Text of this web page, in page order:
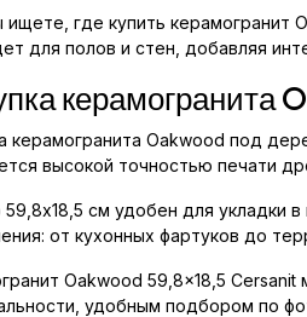
ищете, где купить керамогранит
для полов и стен, добавляя
керамогранита
керамогранита Oakwood под
высокой точностью печати
см удобен для укладки
от кухонных фартуков до
Oakwood 59,8x18,5
удобным подбором по